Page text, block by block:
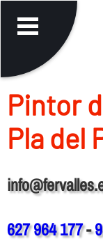
Pintor
Pla del
627 964 177-